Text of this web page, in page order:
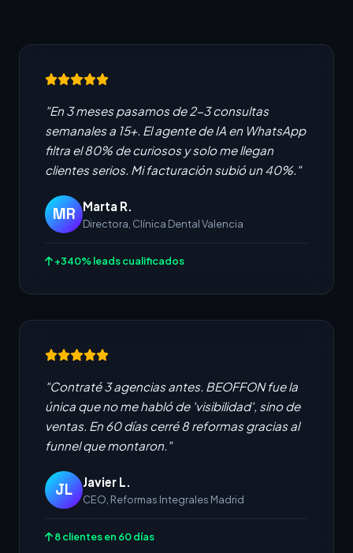
"En 3 meses pasamos de 2-3 consultas
semanales a 15+. El agente de IA en WhatsApp
filtra el 80% de curiosos y solo me llegan
clientes serios. Mi facturación subió un 40%."
MR Marta R.
Directora, Clínica Dental Valencia
+340% leads cualificados
"Contraté 3 agencias antes. BEOFFON fue la
única que no me habló de 'visibilidad', sino de
ventas. En 60 días cerré 8 reformas gracias al
funnel que montaron."
JL Javier L.
CEO, Reformas Integrales Madrid
8 clientes en 60 días